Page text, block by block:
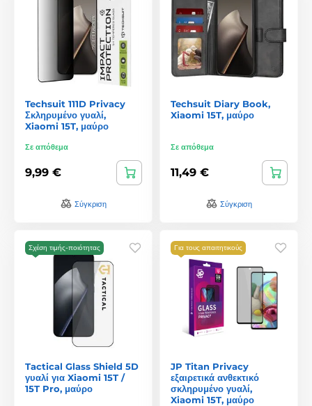
Techsuit 111D Privacy
Σκληρυμένο γυαλί,
Xiaomi 15T, μαύρο
Σε απόθεμα
9,99 €
Σύγκριση
Techsuit Diary Book,
Xiaomi 15T, μαύρο
Σε απόθεμα
11,49 €
Σύγκριση
Σχέση τιμής-ποιότητας
Tactical Glass Shield 5D
γυαλί για Xiaomi 15T /
15T Pro, μαύρο
Για τους απαιτητικούς
JP Titan Privacy
εξαιρετικά ανθεκτικό
σκληρυμένο γυαλί,
Xiaomi 15T, μαύρο